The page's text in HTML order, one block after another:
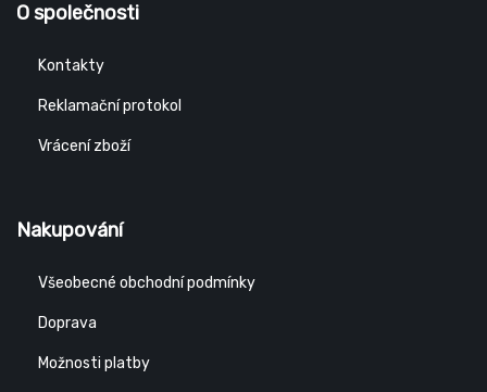
O společnosti
Kontakty
Reklamační protokol
Vrácení zboží
Nakupování
Všeobecné obchodní podmínky
Doprava
Možnosti platby